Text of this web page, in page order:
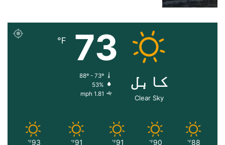
کابل
Clear Sky
73
℉
88º - 73º
53%
1.81 mph
88
℉
90
℉
91
℉
91
℉
93
℉